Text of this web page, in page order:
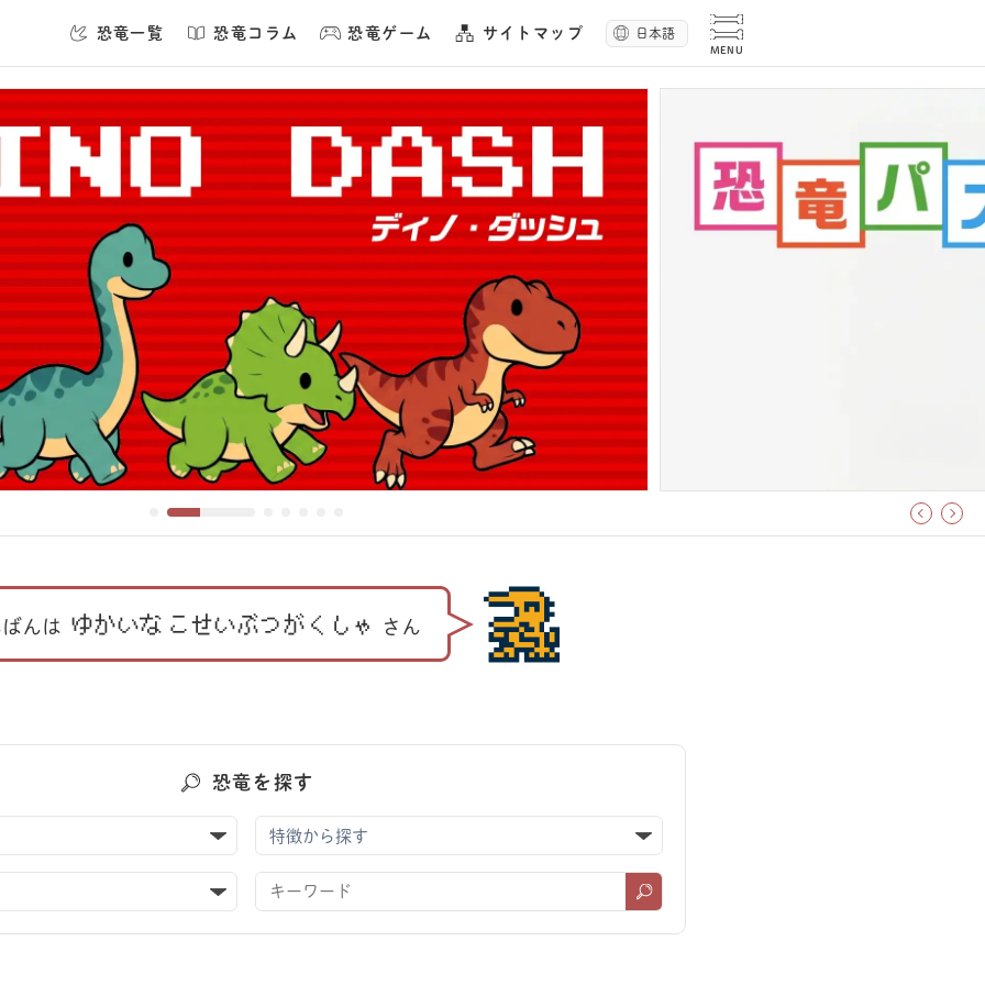
恐竜一覧 恐竜コラム 恐竜ゲーム サイトマップ 日本語
んは ゆかいな こせいぶつがくしゃ さん
恐竜を探す